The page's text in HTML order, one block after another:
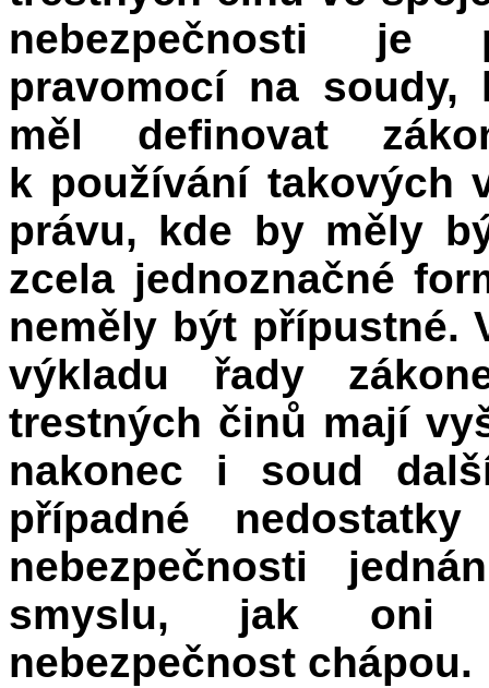
nebezpečnosti je
pravomocí na soudy,
měl definovat
k používání takových
právu, kde by měly
zcela jednoznačné
neměly být přípustné.
výkladu řady
trestných činů mají
nakonec i soud
případné
nebezpečnosti
smyslu, jak oni
nebezpečnost chápou.